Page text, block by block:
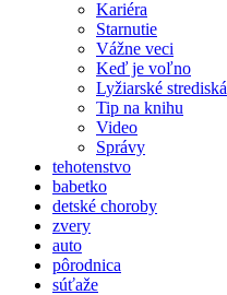
Kariéra
Starnutie
Vážne veci
Keď je voľno
Lyžiarské strediská
Tip na knihu
Video
Správy
tehotenstvo
babetko
detské choroby
zvery
auto
pôrodnica
súťaže